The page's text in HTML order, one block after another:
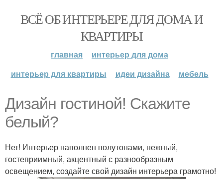
ВСЁ ОБ ИНТЕРЬЕРЕ ДЛЯ ДОМА И
КВАРТИРЫ
главная
интерьер для дома
интерьер для квартиры
идеи дизайна мебель
Дизайн гостиной! Скажите
белый?
Нет! Интерьер наполнен полутонами, нежный,
гостеприимный, акцентный с разнообразным
освещением, создайте свой дизайн интерьера грамотно!